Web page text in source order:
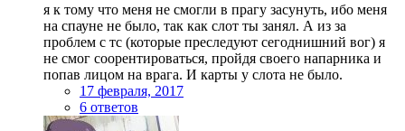
я к тому что меня не смогли в прагу засунуть, ибо меня
на спауне не было, так как слот ты занял. А из за
проблем с тс (которые преследуют сегоднишний вог) я
не смог соорентироваться, пройдя своего напарника и
попав лицом на врага. И карты у слота не было.
17 февраля, 2017
6 ответов